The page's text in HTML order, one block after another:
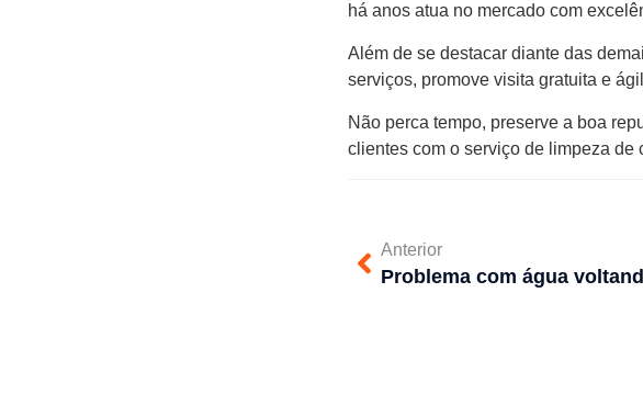
há anos atua no mercado com
Além de se destacar diante das
serviços, promove visita gratuita e
Não perca tempo, preserve a boa
clientes com o serviço de limpeza
Anterior